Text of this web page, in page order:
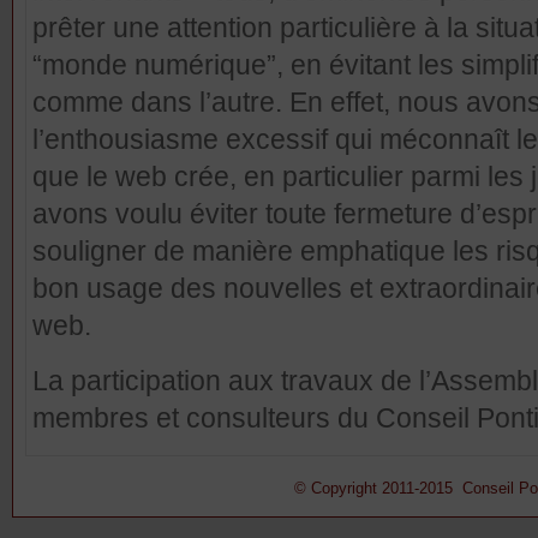
prêter une attention particulière à la
“monde numérique”, en évitant les
comme dans l’autre. En effet, nous
l’enthousiasme excessif qui méconnaît
que le web crée, en particulier parmi les
avons voulu éviter toute fermeture
souligner de manière emphatique les
bon usage des nouvelles et
web.
La participation aux travaux de
membres et consulteurs du Conseil
© Copyright 2011-2015 Conseil